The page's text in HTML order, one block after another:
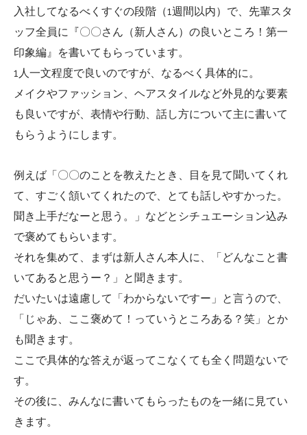
入社してなるべくすぐの段階（1週間以内）で、先輩スタ
ッフ全員に『〇〇さん（新人さん）の良いところ！第一
印象編』を書いてもらっています。
1人一文程度で良いのですが、なるべく具体的に。
メイクやファッション、ヘアスタイルなど外見的な要素
も良いですが、表情や行動、話し方について主に書いて
もらうようにします。
例えば「〇〇のことを教えたとき、目を見て聞いてくれ
て、すごく頷いてくれたので、とても話しやすかった。
聞き上手だなーと思う。」などとシチュエーション込み
で褒めてもらいます。
それを集めて、まずは新人さん本人に、「どんなこと書
いてあると思うー？」と聞きます。
だいたいは遠慮して「わからないですー」と言うので、
「じゃあ、ここ褒めて！っていうところある？笑」とか
も聞きます。
ここで具体的な答えが返ってこなくても全く問題ないで
す。
その後に、みんなに書いてもらったものを一緒に見てい
きます。